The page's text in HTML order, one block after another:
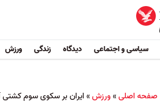
سیاسی و اجتماعی دیدگاه زندگی ورزش
صفحه اصلی»ورزش»ایران بر سکوی سوم کشتی